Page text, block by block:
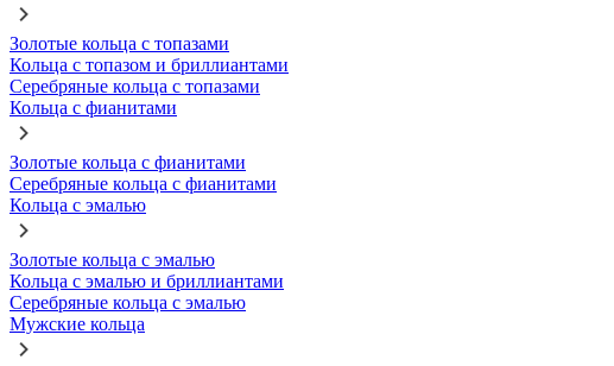
Золотые кольца с топазами
Кольца с топазом и бриллиантами
Серебряные кольца с топазами
Кольца с фианитами
Золотые кольца с фианитами
Серебряные кольца с фианитами
Кольца с эмалью
Золотые кольца с эмалью
Кольца с эмалью и бриллиантами
Серебряные кольца с эмалью
Мужские кольца